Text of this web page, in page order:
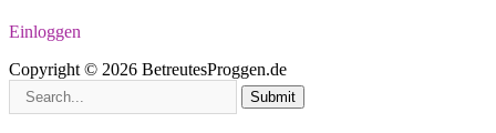
Einloggen
Copyright © 2026 BetreutesProggen.de
Submit